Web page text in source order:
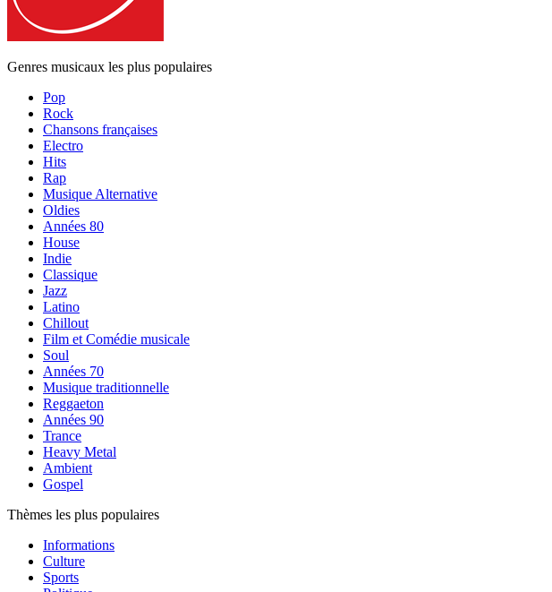
Genres musicaux les plus populaires
Pop
Rock
Chansons françaises
Electro
Hits
Rap
Musique Alternative
Oldies
Années 80
House
Indie
Classique
Jazz
Latino
Chillout
Film et Comédie musicale
Soul
Années 70
Musique traditionnelle
Reggaeton
Années 90
Trance
Heavy Metal
Ambient
Gospel
Thèmes les plus populaires
Informations
Culture
Sports